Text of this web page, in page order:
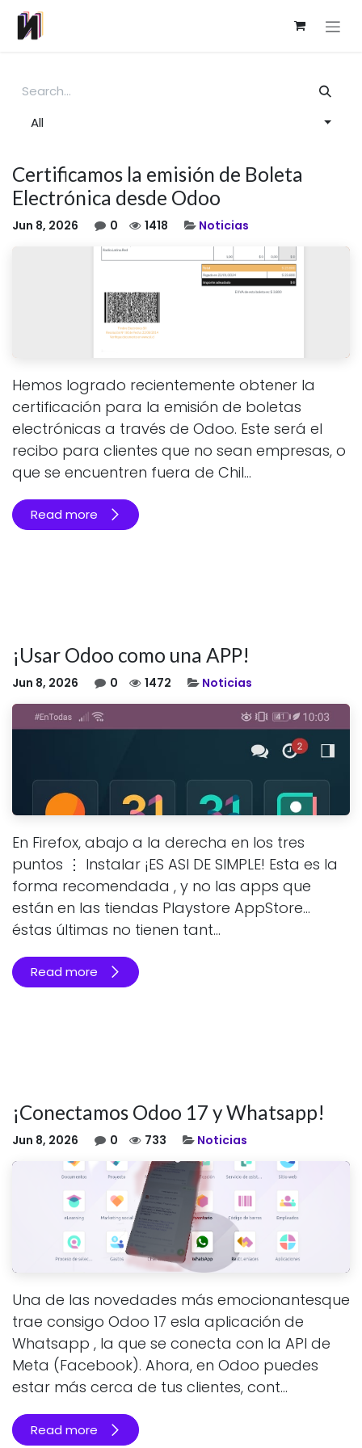
Skip to Content
All
Certificamos la emisión de Boleta
Electrónica desde Odoo
Jun 8, 2026 0 1418 Noticias
Hemos logrado recientemente obtener la
certificación para la emisión de boletas
electrónicas a través de Odoo. Este será el
recibo para clientes que no sean empresas, o
que se encuentren fuera de Chil...
Read more
¡Usar Odoo como una APP!
Jun 8, 2026 0 1472 Noticias
En Firefox, abajo a la derecha en los tres
puntos ⋮ Instalar ¡ES ASI DE SIMPLE! Esta es la
forma recomendada , y no las apps que
están en las tiendas Playstore AppStore...
éstas últimas no tienen tant...
Read more
¡Conectamos Odoo 17 y Whatsapp!
Jun 8, 2026 0 733 Noticias
Una de las novedades más emocionantesque
trae consigo Odoo 17 esla aplicación de
Whatsapp , la que se conecta con la API de
Meta (Facebook). Ahora, en Odoo puedes
estar más cerca de tus clientes, cont...
Read more